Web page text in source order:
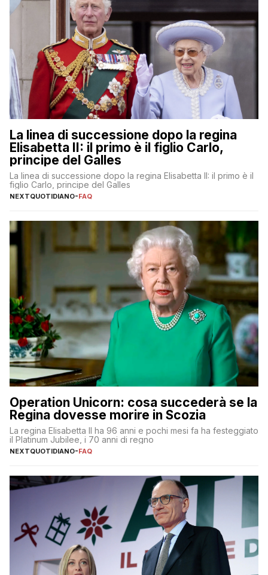
La linea di successione dopo la regina
Elisabetta II: il primo è il figlio Carlo,
principe del Galles
La linea di successione dopo la regina Elisabetta II: il primo è il
figlio Carlo, principe del Galles
NEXTQUOTIDIANO-FAQ
Operation Unicorn: cosa succederà se la
Regina dovesse morire in Scozia
La regina Elisabetta II ha 96 anni e pochi mesi fa ha festeggiato
il Platinum Jubilee, i 70 anni di regno
NEXTQUOTIDIANO-FAQ